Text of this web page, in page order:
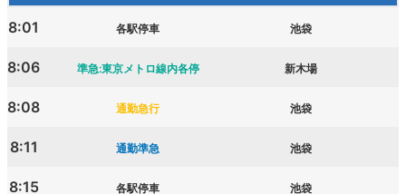
8:01 各駅停車 池袋
8:06 準急:東京メトロ線内各停 新木場
8:08 通勤急行 池袋
8:11 通勤準急 池袋
8:15 各駅停車 池袋